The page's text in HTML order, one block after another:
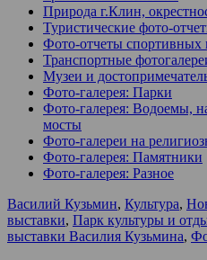
Природа г.Клин,
Туристические фото-
Фото-отчеты спортивных
Транспортные
Музеи и
Фото-галерея: Парки
Фото-галерея: Водоемы,
мосты
Фото-галереи на
Фото-галерея: Памятники
Фото-галерея: Разное
Василий Кузьмин, Культура,
выставки, Парк культуры и
выставки Василия Кузьмина,